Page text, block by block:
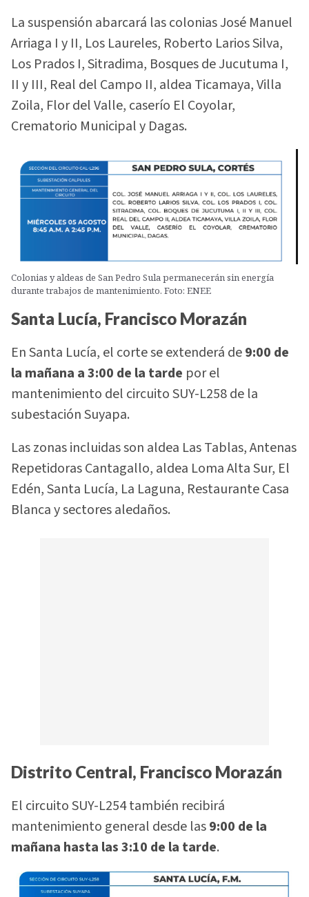
La suspensión abarcará las colonias José Manuel
Arriaga I y II, Los Laureles, Roberto Larios Silva,
Los Prados I, Sitradima, Bosques de Jucutuma I,
II y III, Real del Campo II, aldea Ticamaya, Villa
Zoila, Flor del Valle, caserío El Coyolar,
Crematorio Municipal y Dagas.
Colonias y aldeas de San Pedro Sula permanecerán sin energía
durante trabajos de mantenimiento. Foto: ENEE
Santa Lucía, Francisco Morazán
En Santa Lucía, el corte se extenderá de9:00 de
la mañana a 3:00 de la tarde por el
mantenimiento del circuito SUY-L258 de la
subestación Suyapa.
Las zonas incluidas son aldea Las Tablas, Antenas
Repetidoras Cantagallo, aldea Loma Alta Sur, El
Edén, Santa Lucía, La Laguna, Restaurante Casa
Blanca y sectores aledaños.
Distrito Central, Francisco Morazán
El circuito SUY-L254 también recibirá
mantenimiento general desde las9:00 de la
mañana hasta las 3:10 de la tarde.